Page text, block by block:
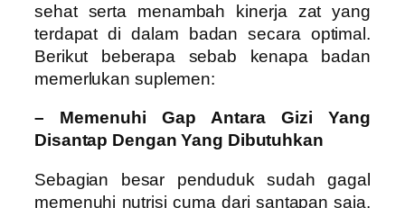
sehat serta menambah kinerja zat yang
terdapat di dalam badan secara optimal.
Berikut beberapa sebab kenapa badan
memerlukan suplemen:
– Memenuhi Gap Antara Gizi Yang
Disantap Dengan Yang Dibutuhkan
Sebagian besar penduduk sudah gagal
memenuhi nutrisi cuma dari santapan saja.